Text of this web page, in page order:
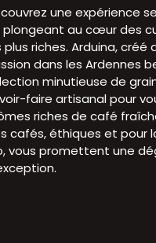
une expérience
plongeant au cœur des
plus riches. Arduina, créé
dans les Ardennes
minutieuse de
faire artisanal pour
riches de café
cafés, éthiques et pour
vous promettent une